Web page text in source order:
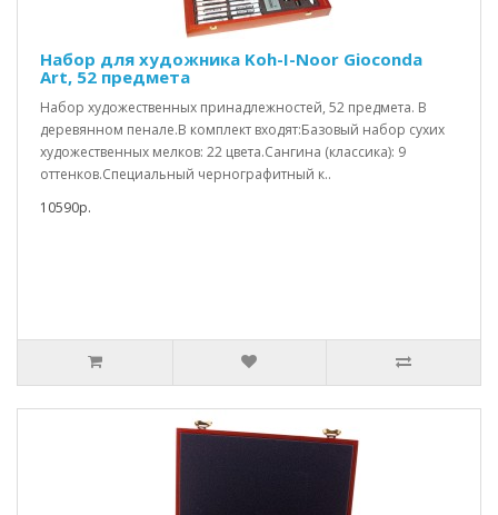
Набор для художника Koh-I-Noor Gioconda
Art, 52 предмета
Набор художественных принадлежностей, 52 предмета. В
деревянном пенале.В комплект входят:Базовый набор сухих
художественных мелков: 22 цвета.Сангина (классика): 9
оттенков.Специальный чернографитный к..
10590р.